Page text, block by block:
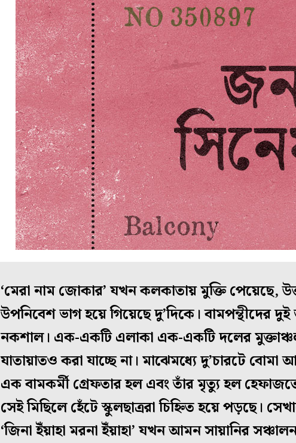
‘মেরা নাম জোকার’ যখন কলকাতায় মুক্তি
উপনিবেশ ভাগ হয়ে গিয়েছে দু’দিকে। বামপন্থীদের
নকশাল। এক-একটি এলাকা এক-একটি দলের
যাতায়াতও করা যাচ্ছে না। মাঝেমধ্যে দু’চারটে
এক বামকর্মী গ্রেফতার হল এবং তাঁর মৃত্যু হল
সেই মিছিলে হেঁটে স্কুলছাত্ররা চিহ্নিত হয়ে পড়ছে।
‘জিনা ইঁয়াহা মরনা ইঁয়াহা’ যখন আমন সায়ানির